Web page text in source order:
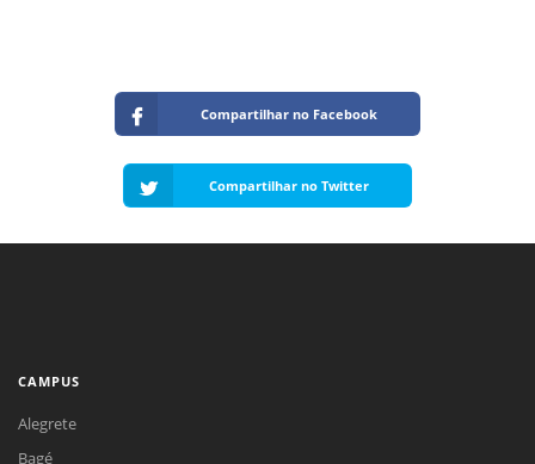
Compartilhar no Facebook
Compartilhar no Twitter
CAMPUS
Alegrete
Bagé